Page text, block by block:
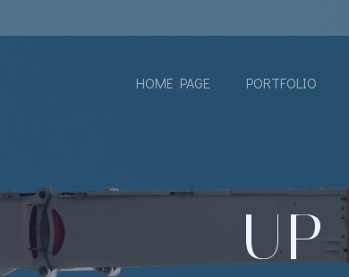
HOME PAGE PORTFOLIO
UP